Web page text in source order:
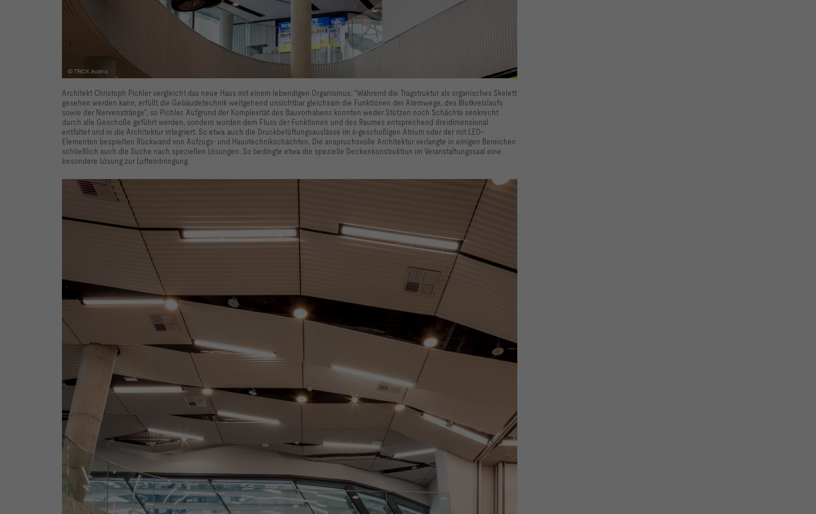
Architekt Christoph Pichler vergleicht das neue Haus mit einem lebendigen Organismus. "Während die Tragstruktur als organisches Skelett
gesehen werden kann, erfüllt die Gebäudetechnik weitgehend unsichtbar gleichsam die Funktionen der Atemwege, des Blutkreislaufs
sowie der Nervenstränge", so Pichler. Aufgrund der Komplexität des Bauvorhabens konnten weder Stützen noch Schächte senkrecht
durch alle Geschoße geführt werden, sondern wurden dem Fluss der Funktionen und des Raumes entsprechend dreidimensional
entfaltet und in die Architektur integriert. So etwa auch die Druckbelüftungsauslässe im 6-geschoßigen Atrium oder der mit LED-
Elementen bespielten Rückwand von Aufzugs- und Haustechnikschächten. Die anspruchsvolle Architektur verlangte in einigen Bereichen
schließlich auch die Suche nach speziellen Lösungen. So bedingte etwa die spezielle Deckenkonstruktion im Veranstaltungssaal eine
besondere Lösung zur Lufteinbringung.